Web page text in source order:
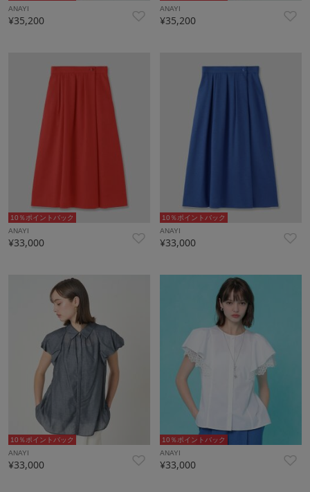
ANAYI
¥35,200
ANAYI
¥35,200
10％ポイントバック
ANAYI
¥33,000
10％ポイントバック
ANAYI
¥33,000
10％ポイントバック
ANAYI
¥33,000
10％ポイントバック
ANAYI
¥33,000